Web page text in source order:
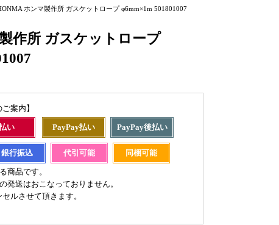
ホンマ製作所 ガスケットロープ φ6mm×1m 501801007
作所 ガスケットロープ
案内】
い PayPay払い PayPay後払い
銀行振込 代引可能 同梱可能
商品です。
発送はおこなっておりません。
ルさせて頂きます。